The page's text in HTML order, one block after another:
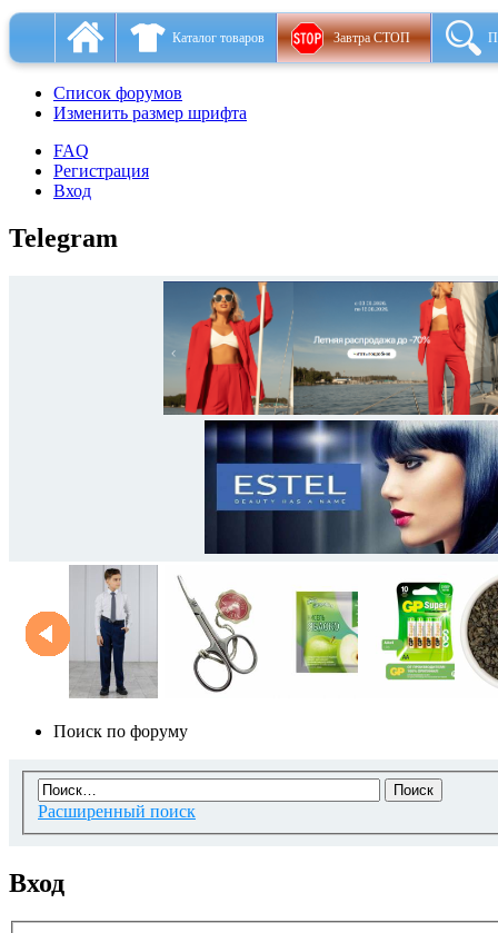
Каталог товаров Завтра СТОП
Список форумов
Изменить размер шрифта
FAQ
Регистрация
Вход
Telegram
Поиск по форуму
Расширенный поиск
Вход